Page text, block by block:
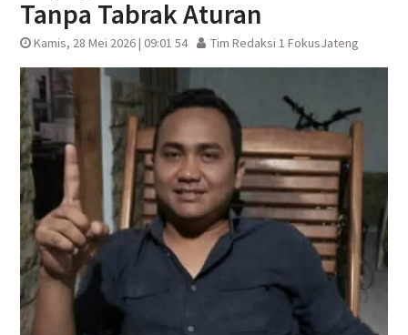
Tanpa Tabrak Aturan
Kamis, 28 Mei 2026 | 09:01 54 Tim Redaksi 1 FokusJateng